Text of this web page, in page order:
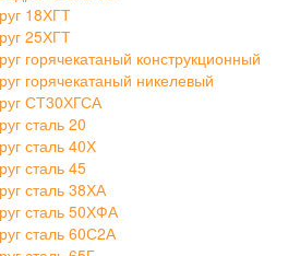
18ХГТ
25ХГТ
горячекатаный конструкционный
горячекатаный никелевый
СТ30ХГСА
сталь 20
сталь 40Х
сталь 45
сталь 38ХА
сталь 50ХФА
сталь 60С2А